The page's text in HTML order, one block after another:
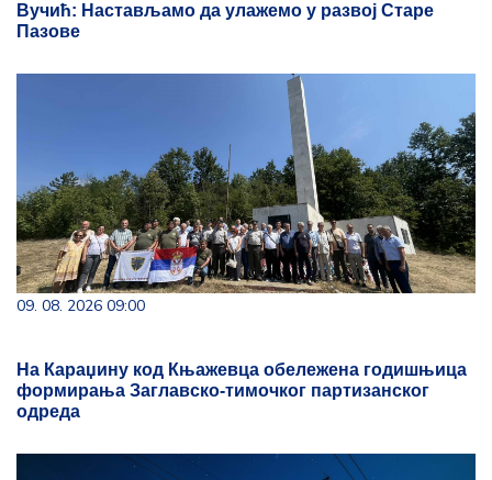
Вучић: Настављамо да улажемо у развој Старе
Пазове
09. 08. 2026 09:00
На Караџину код Књажевца обележена годишњица
формирања Заглавско-тимочког партизанског
одреда